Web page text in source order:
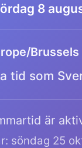
8
Brussels
tid som
är
söndag 25